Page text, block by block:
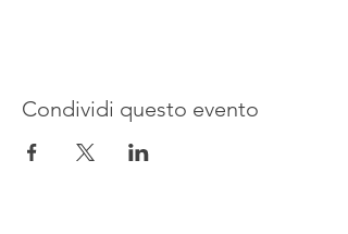
Condividi questo evento